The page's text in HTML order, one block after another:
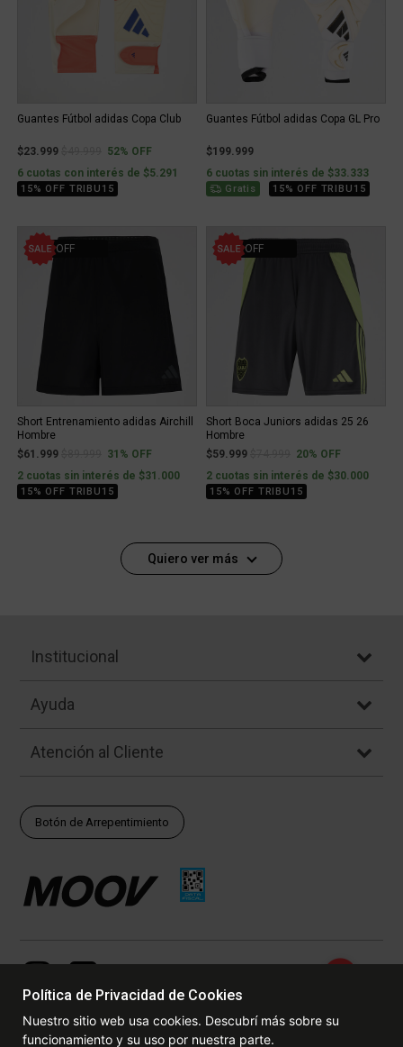
Guantes Fútbol adidas Copa Club
$23.999 Price reduced from
to52% OFF
6 cuotas con interés de $5.291
15% OFF TRIBU15
Guantes Fútbol adidas Copa GL Pro
$199.999
6 cuotas sin interés de $33.333
Gratis 15% OFF TRIBU15
31% OFF
Short Entrenamiento adidas Airchill
Hombre
$61.999
Price reduced from
to31% OFF
2 cuotas sin interés de $31.000
15% OFF TRIBU15
20% OFF
Short Boca Juniors adidas 25 26
Hombre
$59.999
Price reduced from
to20% OFF
2 cuotas sin interés de $30.000
15% OFF TRIBU15
Quiero ver más
Institucional
Ayuda
Atención al Cliente
Botón de Arrepentimiento
Política de Privacidad de Cookies
Nuestro sitio web usa cookies. Descubrí más sobre su
funcionamiento y su uso por nuestra parte.